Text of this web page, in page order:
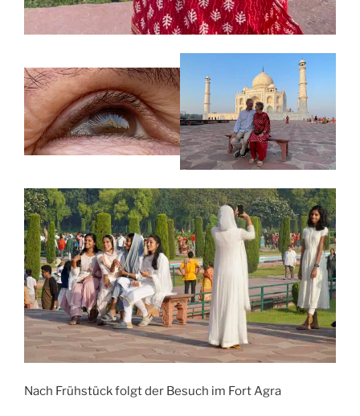
Nach Frühstück folgt der Besuch im Fort Agra